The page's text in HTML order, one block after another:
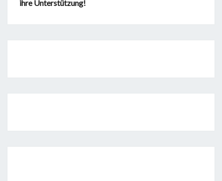
ihre Unterstützung!